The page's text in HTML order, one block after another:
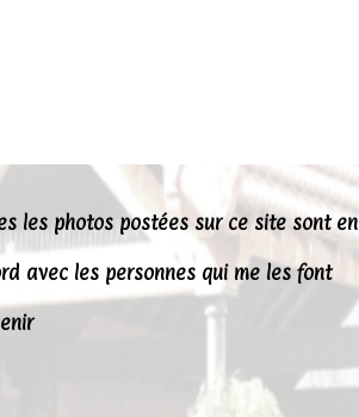
les photos postées sur ce site sont en
avec les personnes qui me les font